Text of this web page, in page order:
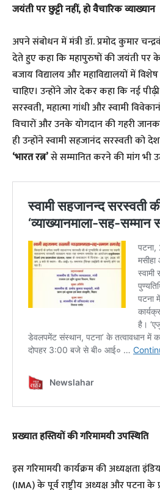
​जयंती पर छुट्टी नहीं, हो वैचारिक व्याख्यान
​अपने संबोधन में मंत्री डॉ. प्रमोद कुमार
देते हुए कहा कि महापुरुषों की जयंती पर
बजाय विद्यालय और महाविद्यालयों में
चाहिए। उन्होंने जोर देकर कहा कि नई
सरस्वती, महात्मा गांधी और स्वामी
विचारों और उनके योगदान की गहरी
ही उन्होंने स्वामी सहजानंद सरस्वती को
‘भारत रत्न’से सम्मानित करने की मांग भी
​प्रख्यात हस्तियों की गरिमामयी उपस्थिति
​इस गरिमामयी कार्यक्रम की अध्यक्षता
(IMA) के पूर्व राष्ट्रीय अध्यक्ष और पटना